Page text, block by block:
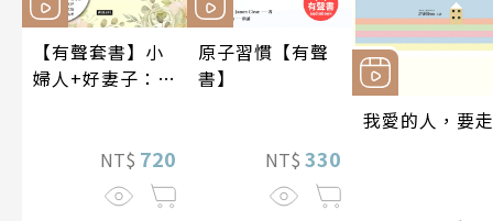
【有聲套書】小
婦人+好妻子：路
NT$ 720
原子習慣【有聲
書】
NT$ 330
我愛的人，要走